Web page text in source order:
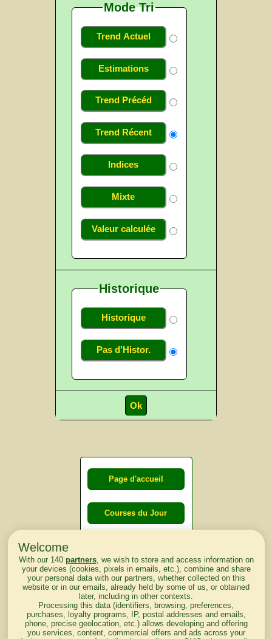
Mode Tri
Trend Actuel
Estimations
Trend Précéd
Trend Récent
Indices
Mixte
Valeur calculée
Historique
Historique
Pas d'Histor.
Page d'accueil
Courses du Jour
lendemain
Courses
d'aujourd'hui
Welcome
With our 140 partners, we wish to store and access information on
your devices (cookies, pixels in emails, etc.), combine and share
your personal data with our partners, whether collected on this
website or in our emails, already held by some of us, or obtained
later, including in other contexts.
Processing this data (identifiers, browsing, preferences,
purchases, loyalty programs, IP, postal addresses and emails,
phone, precise geolocation, etc.) allows developing and offering
you services, content, commercial offers and ads across your